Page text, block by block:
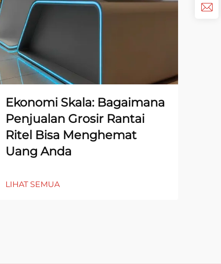
Ekonomi Skala: Bagaimana
Penjualan Grosir Rantai
Ritel Bisa Menghemat
Uang Anda
LIHAT SEMUA